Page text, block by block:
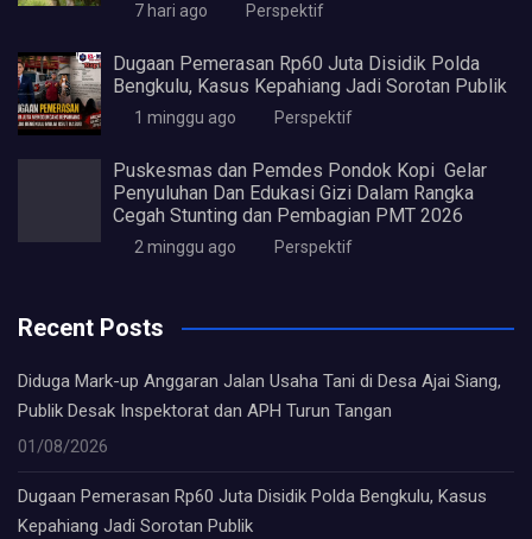
7 hari ago Perspektif
Dugaan Pemerasan Rp60 Juta Disidik Polda
Bengkulu, Kasus Kepahiang Jadi Sorotan Publik
1 minggu ago Perspektif
Puskesmas dan Pemdes Pondok Kopi Gelar
Penyuluhan Dan Edukasi Gizi Dalam Rangka
Cegah Stunting dan Pembagian PMT 2026
2 minggu ago Perspektif
Recent Posts
Diduga Mark-up Anggaran Jalan Usaha Tani di Desa Ajai Siang,
Publik Desak Inspektorat dan APH Turun Tangan
01/08/2026
Dugaan Pemerasan Rp60 Juta Disidik Polda Bengkulu, Kasus
Kepahiang Jadi Sorotan Publik